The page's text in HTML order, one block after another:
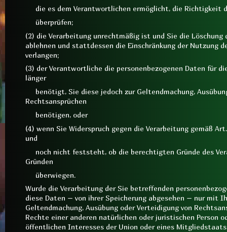
die es dem Verantwortlichen ermöglicht, die Richtigkeit
überprüfen;
(2) die Verarbeitung unrechtmäßig ist und Sie die Löschung
ablehnen und stattdessen die Einschränkung der Nutzung
verlangen;
(3) der Verantwortliche die personenbezogenen Daten für
länger
benötigt, Sie diese jedoch zur Geltendmachung,
Rechtsansprüchen
benötigen, oder
(4) wenn Sie Widerspruch gegen die Verarbeitung gemäß
und
noch nicht feststeht, ob die berechtigten Gründe des
Gründen
überwiegen.
Wurde die Verarbeitung der Sie betreffenden
diese Daten – von ihrer Speicherung abgesehen – nur mit
Geltendmachung, Ausübung oder Verteidigung von
Rechte einer anderen natürlichen oder juristischen Person
öffentlichen Interesses der Union oder eines